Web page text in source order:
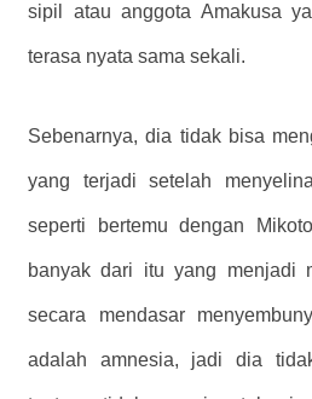
sipil atau anggota Amakusa
terasa nyata sama sekali.
Sebenarnya, dia tidak bisa
yang terjadi setelah
seperti bertemu dengan
banyak dari itu yang menjadi
secara mendasar
adalah amnesia, jadi dia